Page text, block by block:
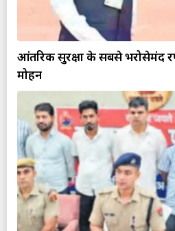
आंतरिक सुरक्षा के सबसे भरोसेमंद
मोहन